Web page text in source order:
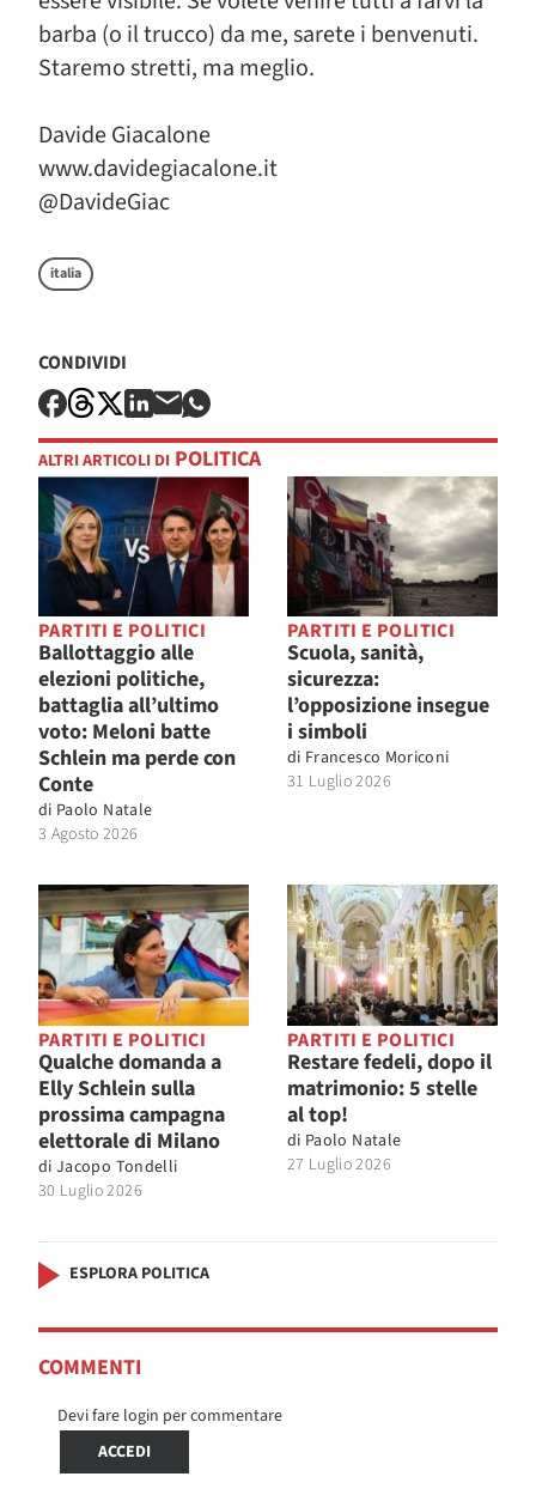
barba (o il trucco) da me, sarete i benvenuti.
Staremo stretti, ma meglio.
Davide Giacalone
www.davidegiacalone.it
@DavideGiac
italia
CONDIVIDI
ALTRI ARTICOLI DI POLITICA
PARTITI E POLITICI
Ballottaggio alle
elezioni politiche,
battaglia all’ultimo
voto: Meloni batte
Schlein ma perde con
Conte
di Paolo Natale
3 Agosto 2026
PARTITI E POLITICI
Scuola, sanità,
sicurezza:
l’opposizione insegue
i simboli
di Francesco Moriconi
31 Luglio 2026
PARTITI E POLITICI
Qualche domanda a
Elly Schlein sulla
prossima campagna
elettorale di Milano
di Jacopo Tondelli
30 Luglio 2026
PARTITI E POLITICI
Restare fedeli, dopo il
matrimonio: 5 stelle
al top!
di Paolo Natale
27 Luglio 2026
ESPLORA POLITICA
COMMENTI
Devi fare login per commentare
ACCEDI